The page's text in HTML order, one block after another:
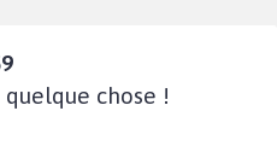
chose !